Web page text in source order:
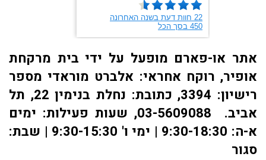
אתר או-פארם מופעל על ידי בית מרקחת
אופיר, רוקח אחראי: אלברט מוראדי מספר
רישיון: 3394, כתובת: ​נחלת בנימין 22, תל
אביב. 03-5609088, שעות פעילות: ימים
א-ה: 9:30-18:30 | ימי ו' 9:30-15:30 | שבת:
סגור